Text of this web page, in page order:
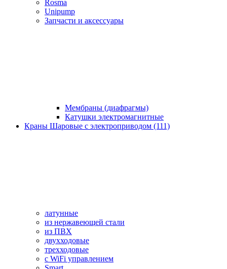
Rosma
Unipump
Запчасти и аксессуары
Мембраны (диафрагмы)
Катушки электромагнитные
Краны Шаровые с электроприводом (111)
латунные
из нержавеющей стали
из ПВХ
двухходовые
трехходовые
с WiFi управлением